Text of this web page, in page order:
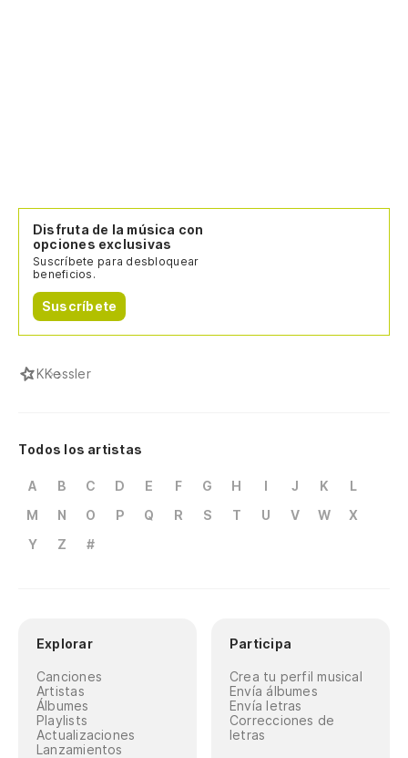
Disfruta de la música con
opciones exclusivas
Suscríbete para desbloquear
beneficios.
Suscríbete
KKessler
Todos los artistas
A B C D E F G H I J K
L
M
N O P Q R S T U V W
X
Y
Z #
Explorar
Canciones
Artistas
Álbumes
Playlists
Actualizaciones
Lanzamientos
Participa
Crea tu perfil musical
Envía álbumes
Envía letras
Correcciones de
letras